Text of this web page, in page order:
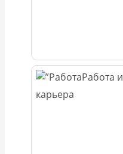
Работа и
карьера